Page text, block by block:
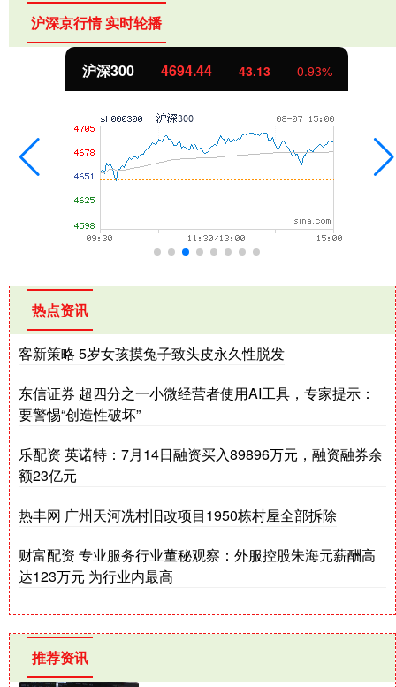
沪深京行情 实时轮播
沪深300 4694.44 43.13 0.93%
热点资讯
客新策略 5岁女孩摸兔子致头皮永久性脱发
东信证券 超四分之一小微经营者使用AI工具，专家提示：
要警惕“创造性破坏”
乐配资 英诺特：7月14日融资买入89896万元，融资融券余
额23亿元
热丰网 广州天河冼村旧改项目1950栋村屋全部拆除
财富配资 专业服务行业董秘观察：外服控股朱海元薪酬高
达123万元 为行业内最高
推荐资讯